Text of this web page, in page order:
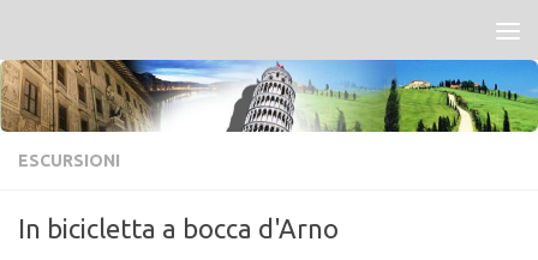
ESCURSIONI
In bicicletta a bocca d'Arno